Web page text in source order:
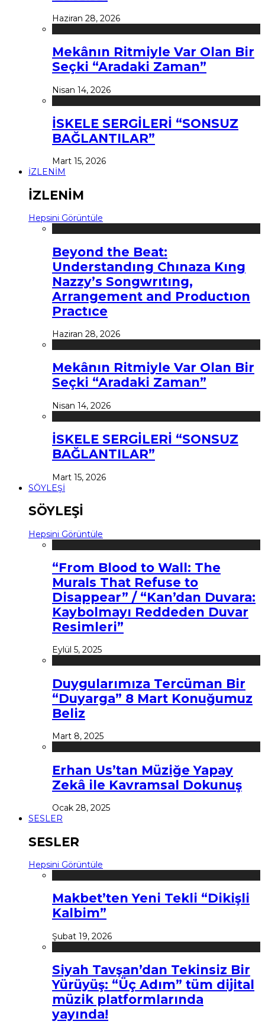
Haziran 28, 2026
Mekânın Ritmiyle Var Olan Bir
Seçki “Aradaki Zaman”
Nisan 14, 2026
İSKELE SERGİLERİ “SONSUZ
BAĞLANTILAR”
Mart 15, 2026
İZLENİM
İZLENİM
Hepsini Görüntüle
Beyond the Beat:
Understandıng Chınaza Kıng
Nazzy’s Songwrıtıng,
Arrangement and Productıon
Practıce
Haziran 28, 2026
Mekânın Ritmiyle Var Olan Bir
Seçki “Aradaki Zaman”
Nisan 14, 2026
İSKELE SERGİLERİ “SONSUZ
BAĞLANTILAR”
Mart 15, 2026
SÖYLEŞİ
SÖYLEŞİ
Hepsini Görüntüle
“From Blood to Wall: The
Murals That Refuse to
Disappear” / “Kan’dan Duvara:
Kaybolmayı Reddeden Duvar
Resimleri”
Eylül 5, 2025
Duygularımıza Tercüman Bir
“Duyarga” 8 Mart Konuğumuz
Beliz
Mart 8, 2025
Erhan Us’tan Müziğe Yapay
Zekâ ile Kavramsal Dokunuş
Ocak 28, 2025
SESLER
SESLER
Hepsini Görüntüle
Makbet’ten Yeni Tekli “Dikişli
Kalbim”
Şubat 19, 2026
Siyah Tavşan’dan Tekinsiz Bir
Yürüyüş: “Üç Adım” tüm dijital
müzik platformlarında
yayında!